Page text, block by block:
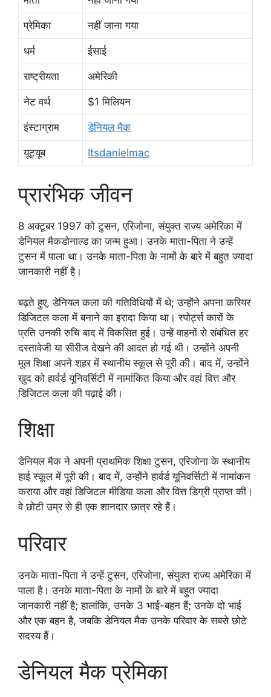
प्रेमिका नहीं जाना गया
धर्म ईसाई
राष्ट्रीयता अमेरिकी
नेट वर्थ $1 मिलियन
इंस्टाग्राम डेनियल मैक
यूट्यूब Itsdanielmac
प्रारंभिक जीवन
8 अक्टूबर 1997 को टुसन, एरिजोना, संयुक्त राज्य अमेरिका में
डेनियल मैकडोनाल्ड का जन्म हुआ। उनके माता-पिता ने उन्हें
टुसन में पाला था। उनके माता-पिता के नामों के बारे में बहुत ज्यादा
जानकारी नहीं है।
बढ़ते हुए, डेनियल कला की गतिविधियों में थे; उन्होंने अपना करियर
डिजिटल कला में बनाने का इरादा किया था। स्पोर्ट्स कारों के
प्रति उनकी रुचि बाद में विकसित हुई। उन्हें वाहनों से संबंधित हर
दस्तावेजी या सीरीज देखने की आदत हो गई थी। उन्होंने अपनी
मूल शिक्षा अपने शहर में स्थानीय स्कूल से पूरी की। बाद में, उन्होंने
खुद को हार्वर्ड यूनिवर्सिटी में नामांकित किया और वहां वित्त और
डिजिटल कला की पढ़ाई की।
शिक्षा
डेनियल मैक ने अपनी प्राथमिक शिक्षा टुसन, एरिजोना के स्थानीय
हाई स्कूल में पूरी की। बाद में, उन्होंने हार्वर्ड यूनिवर्सिटी में नामांकन
कराया और वहां डिजिटल मीडिया कला और वित्त डिग्री प्राप्त की।
वे छोटी उम्र से ही एक शानदार छात्र रहे हैं।
परिवार
उनके माता-पिता ने उन्हें टुसन, एरिजोना, संयुक्त राज्य अमेरिका में
पाला है। उनके माता-पिता के नामों के बारे में बहुत ज्यादा
जानकारी नहीं है; हालांकि, उनके 3 भाई-बहन हैं; उनके दो भाई
और एक बहन है, जबकि डेनियल मैक उनके परिवार के सबसे छोटे
सदस्य हैं।
डेनियल मैक प्रेमिका